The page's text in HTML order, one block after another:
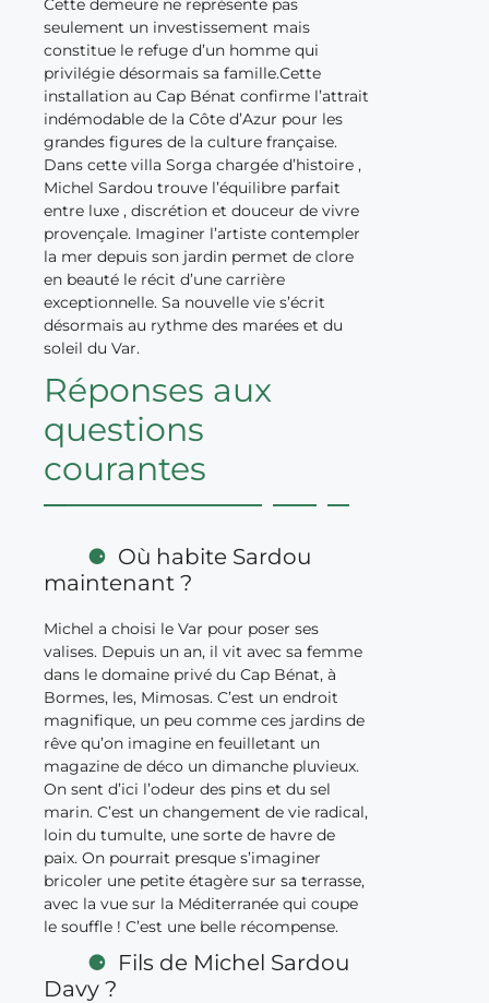
seulement un investissement mais
constitue le refuge d’un homme qui
privilégie désormais sa famille.Cette
installation au Cap Bénat confirme l’attrait
indémodable de la Côte d’Azur pour les
grandes figures de la culture française.
Dans cette villa Sorga chargée d’histoire ,
Michel Sardou trouve l’équilibre parfait
entre luxe , discrétion et douceur de vivre
provençale. Imaginer l’artiste contempler
la mer depuis son jardin permet de clore
en beauté le récit d’une carrière
exceptionnelle. Sa nouvelle vie s’écrit
désormais au rythme des marées et du
soleil du Var.
Réponses aux
questions
courantes
Où habite Sardou
maintenant ?
Michel a choisi le Var pour poser ses
valises. Depuis un an, il vit avec sa femme
dans le domaine privé du Cap Bénat, à
Bormes, les, Mimosas. C’est un endroit
magnifique, un peu comme ces jardins de
rêve qu’on imagine en feuilletant un
magazine de déco un dimanche pluvieux.
On sent d’ici l’odeur des pins et du sel
marin. C’est un changement de vie radical,
loin du tumulte, une sorte de havre de
paix. On pourrait presque s’imaginer
bricoler une petite étagère sur sa terrasse,
avec la vue sur la Méditerranée qui coupe
le souffle ! C’est une belle récompense.
Fils de Michel Sardou
Davy ?